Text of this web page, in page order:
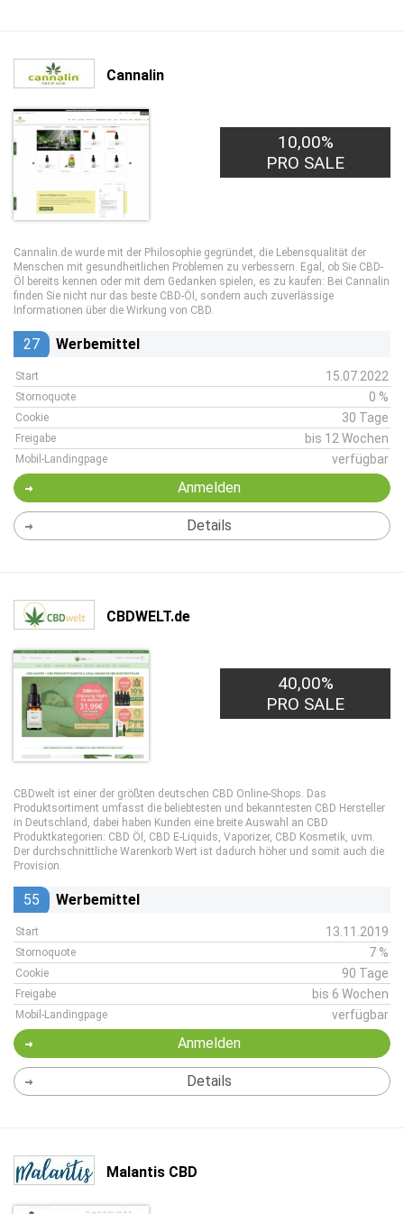
Cannalin
10,00%
PRO SALE
Cannalin.de wurde mit der Philosophie gegründet, die Lebensqualität der
Menschen mit gesundheitlichen Problemen zu verbessern. Egal, ob Sie CBD-
Öl bereits kennen oder mit dem Gedanken spielen, es zu kaufen: Bei Cannalin
finden Sie nicht nur das beste CBD-Öl, sondern auch zuverlässige
Informationen über die Wirkung von CBD.
27 Werbemittel
Start 15.07.2022
Stornoquote 0 %
Cookie 30 Tage
Freigabe bis 12 Wochen
Mobil-Landingpage verfügbar
Anmelden
Details
CBDWELT.de
40,00%
PRO SALE
CBDwelt ist einer der größten deutschen CBD Online-Shops. Das
Produktsortiment umfasst die beliebtesten und bekanntesten CBD Hersteller
in Deutschland, dabei haben Kunden eine breite Auswahl an CBD
Produktkategorien: CBD Öl, CBD E-Liquids, Vaporizer, CBD Kosmetik, uvm.
Der durchschnittliche Warenkorb Wert ist dadurch höher und somit auch die
Provision.
55 Werbemittel
Start 13.11.2019
Stornoquote 7 %
Cookie 90 Tage
Freigabe bis 6 Wochen
Mobil-Landingpage verfügbar
Anmelden
Details
Malantis CBD